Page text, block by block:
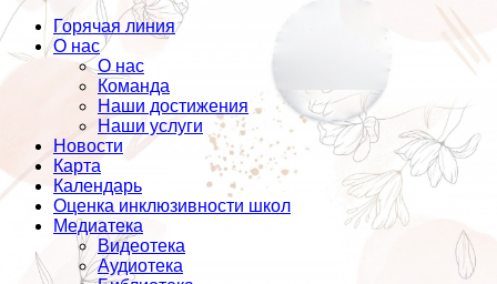
Горячая линия
О нас
О нас
Команда
Наши достижения
Наши услуги
Новости
Карта
Календарь
Оценка инклюзивности школ
Медиатека
Видеотека
Аудиотека